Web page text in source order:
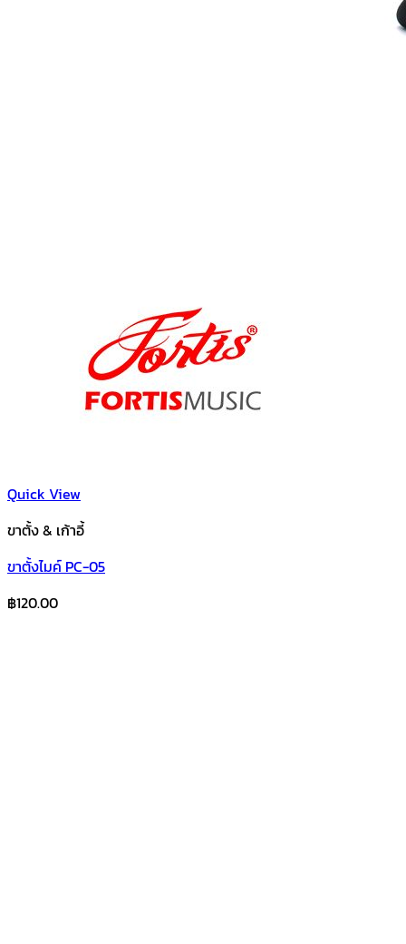
Quick View
ขาตั้ง & เก้าอี้
ขาตั้งไมค์ PC-05
฿120.00